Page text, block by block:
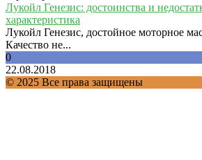
Лукойл Генезис: достоинства и
характеристика
Лукойл Генезис, достойное моторное
Качество не...
0
22.08.2018
© 2025 Все права защищены